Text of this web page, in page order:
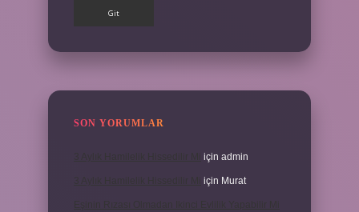
SON YORUMLAR
için admin
için Murat